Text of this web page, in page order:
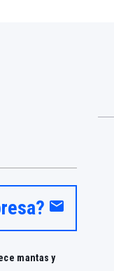
email
mantas y